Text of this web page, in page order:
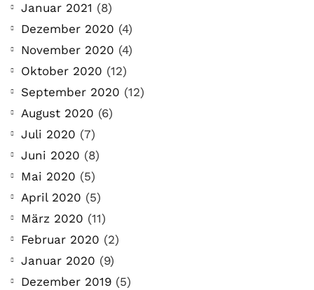
Januar 2021 (8)
Dezember 2020 (4)
November 2020 (4)
Oktober 2020 (12)
September 2020 (12)
August 2020 (6)
Juli 2020 (7)
Juni 2020 (8)
Mai 2020 (5)
April 2020 (5)
März 2020 (11)
Februar 2020 (2)
Januar 2020 (9)
Dezember 2019 (5)